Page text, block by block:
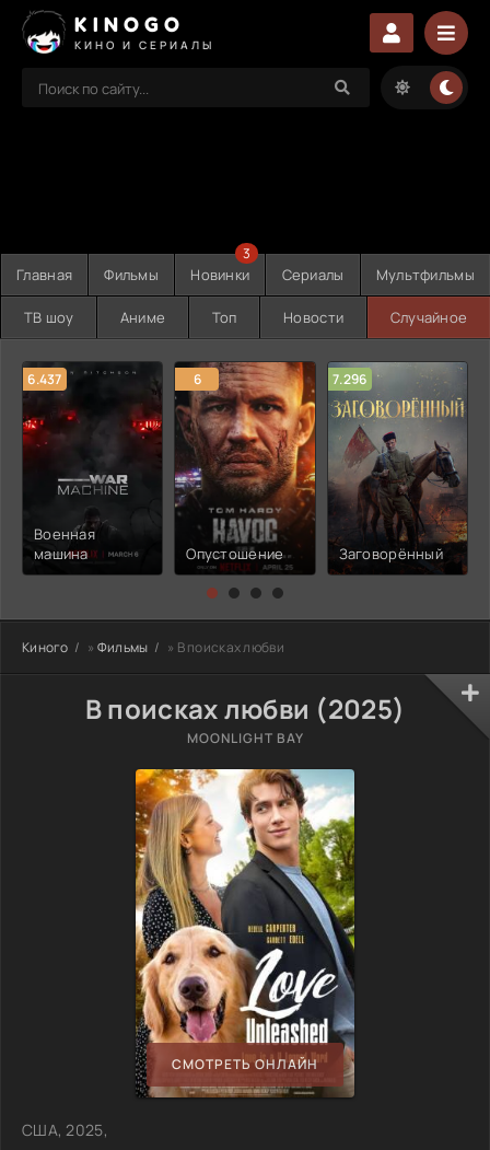
KINOGO
КИНО И СЕРИАЛЫ
Главная Фильмы Новинки
3
Сериалы Мультфильмы
ТВ шоу Аниме Топ Новости Случайное
6.437
Военная
машина
6
Опустошение
7.296
Заговорённый
Киного » Фильмы » В поисках любви
В поисках любви (2025)
MOONLIGHT BAY
СМОТРЕТЬ ОНЛАЙН
США, 2025,